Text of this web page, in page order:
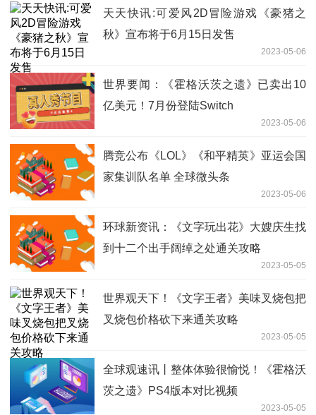
天天快讯:可爱风2D冒险游戏《豪猪之
秋》宣布将于6月15日发售
2023-05-06
世界要闻：《霍格沃茨之遗》已卖出10
亿美元！7月份登陆Switch
2023-05-06
腾竞公布《LOL》《和平精英》亚运会国
家集训队名单 全球微头条
2023-05-06
环球新资讯：《文字玩出花》大嫂庆生找
到十二个出手阔绰之处通关攻略
2023-05-05
世界观天下！《文字王者》美味叉烧包把
叉烧包价格砍下来通关攻略
2023-05-05
全球观速讯丨整体体验很愉悦！《霍格沃
茨之遗》PS4版本对比视频
2023-05-05